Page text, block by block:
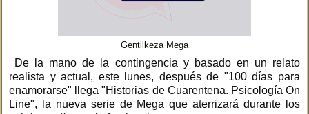
Gentilkeza Mega
De la mano de la contingencia y basado en un relato
realista y actual, este lunes, después de "100 días para
enamorarse" llega "Historias de Cuarentena. Psicología On
Line", la nueva serie de Mega que aterrizará durante los